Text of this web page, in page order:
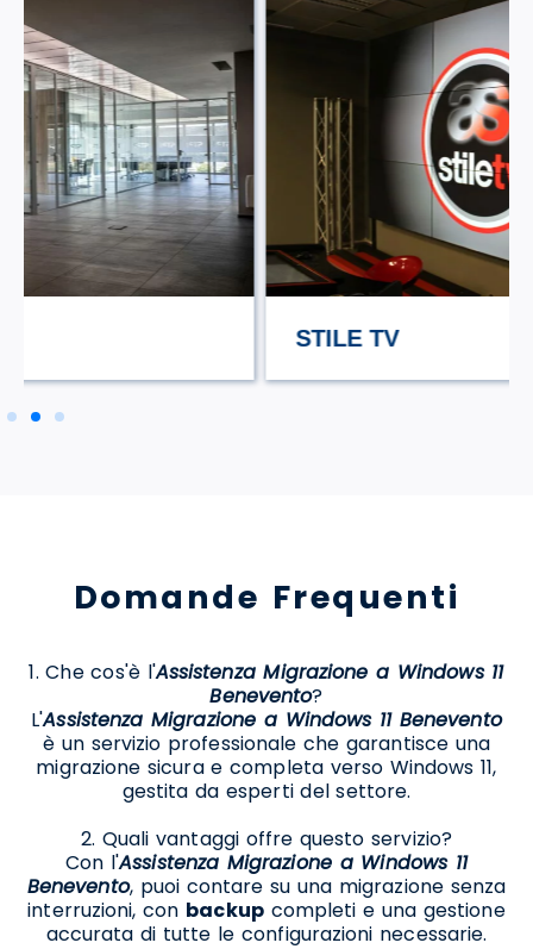
Domande Frequenti
1. Che cos'è l'Assistenza Migrazione a Windows 11
Benevento?
L'Assistenza Migrazione a Windows 11 Benevento
è un servizio professionale che garantisce una
migrazione sicura e completa verso Windows 11,
gestita da esperti del settore.
2. Quali vantaggi offre questo servizio?
Con l'Assistenza Migrazione a Windows 11
Benevento, puoi contare su una migrazione senza
interruzioni, con backupcompleti e una gestione
accurata di tutte le configurazioni necessarie.